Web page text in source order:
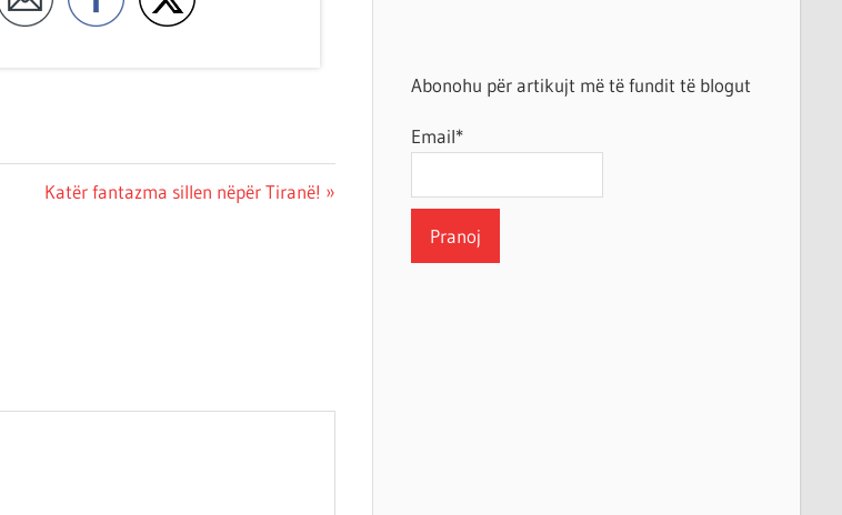
Next
Katër fantazma sillen nëpër Tiranë!
Abonohu për artikujt më të fundit të blogut
Email*